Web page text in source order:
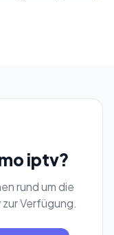
iptv?
rund um die
Verfügung.